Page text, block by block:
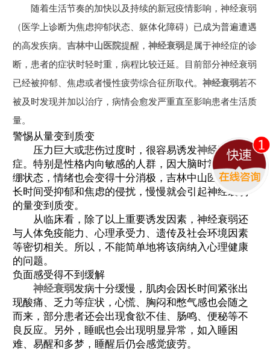
随着生活节奏的加快以及持续的新冠疫情影响，神经衰弱
（医学上诊断为焦虑抑郁状态、躯体化障碍）已成为普遍遭遇
的高发疾病。 吉林中山医院提醒， 神经衰弱是属于神经症的诊
断，患者的症状时轻时重，病程比较迁延。目前部分神经衰弱
已经被抑郁、焦虑或者慢性疲劳综合征所取代。 神经衰弱若不
被及时发现并加以治疗，病情会愈发严重直至影响患者生活质
量。
警惕从量变到质变
压力巨大或悲伤过度时，很容易诱发神经衰弱病
症。特别是性格内向敏感的人群，因大脑时常处于紧
绷状态，情绪也会变得十分消极，吉林中山医院提醒
长时间受抑郁和焦虑的侵扰，慢慢就会引起神经衰弱
的量变到质变。
从临床看，除了以上重要诱发因素，神经衰弱还
与人体免疫能力、心理承受力、遗传及社会环境因素
等密切相关。所以，不能简单地将该病纳入心理健康
的问题。
负面感受得不到缓解
神经衰弱发病十分缓慢，肌肉会因长时间紧张出
现酸痛、乏力等症状，心慌、胸闷和憋气感也会随之
而来，部分患者还会出现食欲不佳、肠鸣、便秘等不
良反应。另外，睡眠也会出现明显异常，如入睡困
难、易醒和多梦，睡醒后仍会感觉疲劳。